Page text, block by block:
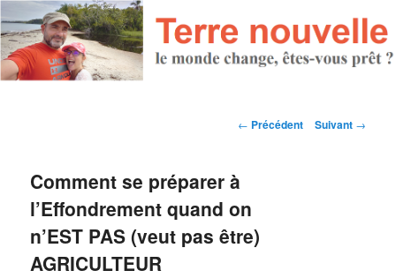
Navigation des articles
← Précédent Suivant →
Comment se préparer à
l’Effondrement quand on
n’EST PAS (veut pas être)
AGRICULTEUR